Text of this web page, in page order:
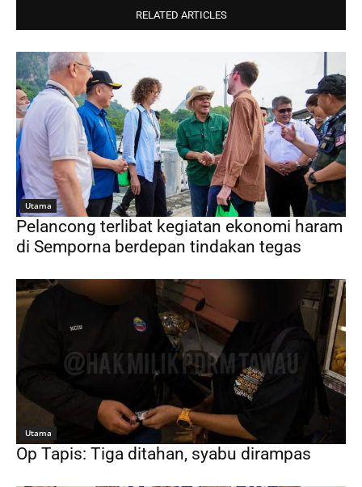
RELATED ARTICLES
Utama
Pelancong terlibat kegiatan ekonomi haram
di Semporna berdepan tindakan tegas
Utama
Op Tapis: Tiga ditahan, syabu dirampas